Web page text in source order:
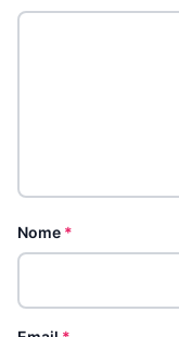
Nome *